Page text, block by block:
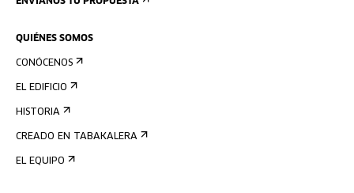
QUIÉNES SOMOS
CONÓCENOS
EL EDIFICIO
HISTORIA
CREADO EN TABAKALERA
EL EQUIPO